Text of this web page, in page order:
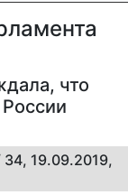
что
34, 19.09.2019,